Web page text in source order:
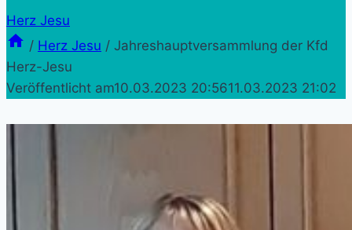
Herz Jesu
/ Herz Jesu / Jahreshauptversammlung der Kfd
Herz-Jesu
Veröffentlicht am10.03.2023 20:5611.03.2023 21:02